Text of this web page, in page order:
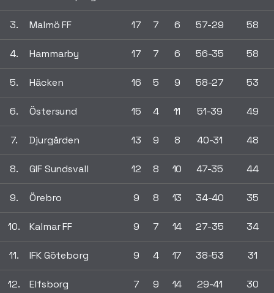
3. Malmö FF 17 7 6 57-29 58
4. Hammarby 17 7 6 56-35 58
5. Häcken 16 5 9 58-27 53
6. Östersund 15 4 11 51-39 49
7. Djurgården 13 9 8 40-31 48
8. GIF Sundsvall 12 8 10 47-35 44
9. Örebro 9 8 13 34-40 35
10. Kalmar FF 9 7 14 27-35 34
11. IFK Göteborg 9 4 17 38-53 31
12. Elfsborg 7 9 14 29-41 30